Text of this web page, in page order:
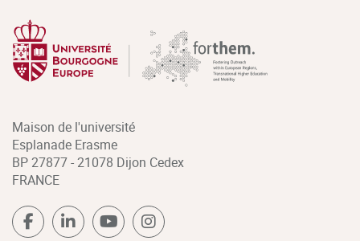
Maison de l'université
Esplanade Erasme
BP 27877 - 21078 Dijon Cedex
FRANCE